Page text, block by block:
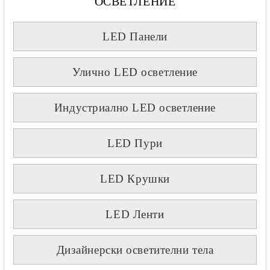
LED Панели
Улично LED осветление
Индустриално LED осветление
LED Пури
LED Крушки
LED Ленти
Дизайнерски осветителни тела